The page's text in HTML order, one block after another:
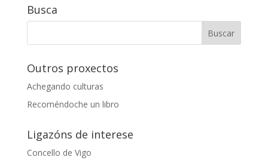
Busca
Outros proxectos
Achegando culturas
Recoméndoche un libro
Ligazóns de interese
Concello de Vigo